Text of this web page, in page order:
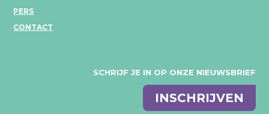
PERS
CONTACT
SCHRIJF JE IN OP ONZE NIEUWSBRIEF
E-
mail
INSCHRIJVEN